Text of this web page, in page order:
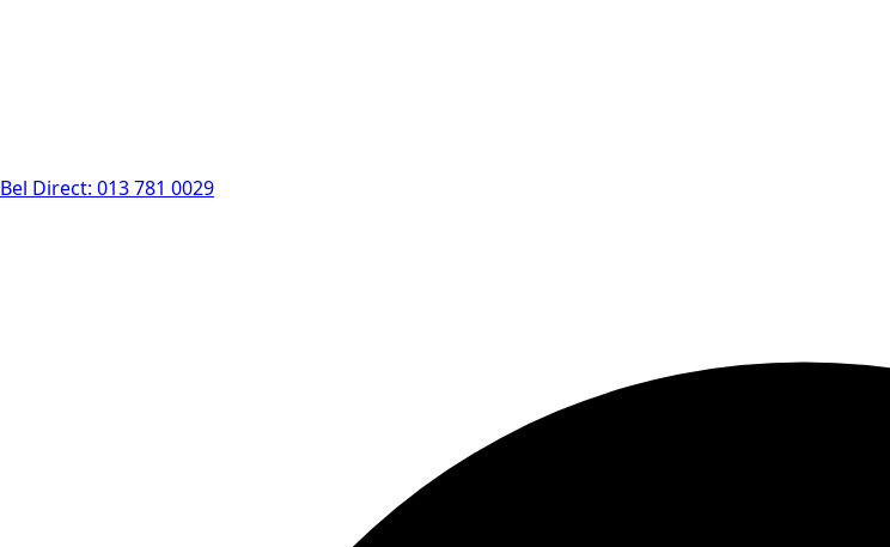
Bel Direct: 013 781 0029